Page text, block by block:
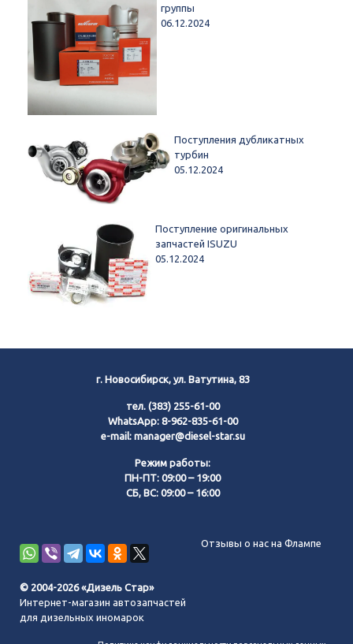
группы
06.12.2024
Поступления дубликатных
турбин
05.12.2024
Поступление оригинальных
запчастей ISUZU
05.12.2024
г. Новосибирск, ул. Ватутина, 83
тел. (383) 255-61-00
WhatsApp: 8-962-835-61-00
e-mail: manager@diesel-star.su
Режим работы:
ПН-ПТ: 09:00 – 19:00
СБ, ВС: 09:00 – 16:00
Отзывы о нас на Флампе
© 2004-2026 «Дизель Стар»
Интернет-магазин автозапчастей
для дизельных иномарок